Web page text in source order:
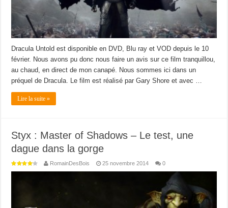
Dracula Untold est disponible en DVD, Blu ray et VOD depuis le 10
février. Nous avons pu donc nous faire un avis sur ce film tranquillou,
au chaud, en direct de mon canapé. Nous sommes ici dans un
préquel de Dracula. Le film est réalisé par Gary Shore et avec …
Lire la suite »
Styx : Master of Shadows – Le test, une
dague dans la gorge
RomainDesBois 25 novembre 2014 0